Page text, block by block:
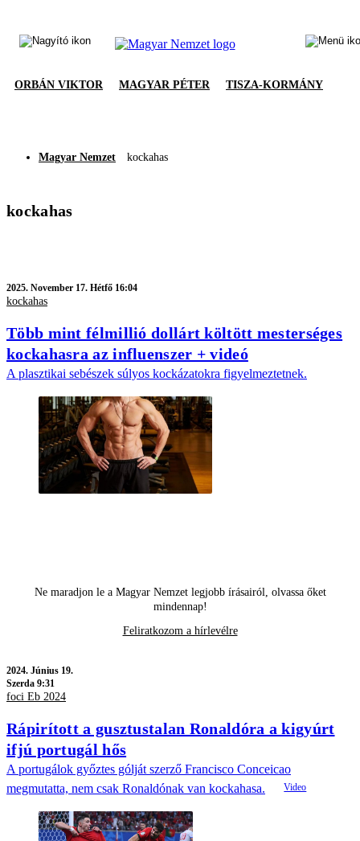
ORBÁN VIKTOR MAGYAR PÉTER TISZA-KORMÁNY
Magyar Nemzet kockahas
kockahas
2025. November 17. Hétfő 16:04
kockahas
Több mint félmillió dollárt költött mesterséges
kockahasra az influenszer + videó
A plasztikai sebészek súlyos kockázatokra figyelmeztetnek.
Ne maradjon le a Magyar Nemzet legjobb írásairól, olvassa őket
mindennap!
Feliratkozom a hírlevélre
2024. Június 19.
Szerda 9:31
foci Eb 2024
Rápirított a gusztustalan Ronaldóra a kigyúrt
ifjú portugál hős
A portugálok győztes gólját szerző Francisco Conceicao
megmutatta, nem csak Ronaldónak van kockahasa.